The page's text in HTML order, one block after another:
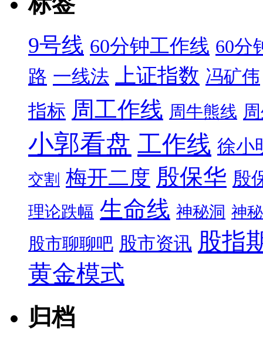
9号线 60分钟工作线 60分
路 一线法 上证指数 冯矿伟
指标 周工作线 周牛熊线
小郭看盘 工作线 徐小
交割 梅开二度 殷保华 殷
理论跌幅 生命线 神秘洞 神
股市聊聊吧 股市资讯 股指
黄金模式
归档